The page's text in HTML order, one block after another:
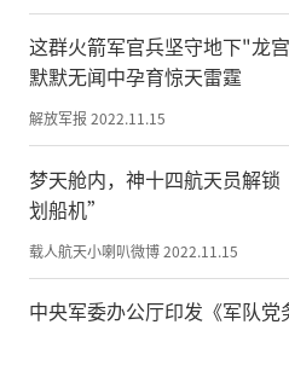
小程序初步成形后，
防空袭疏散演练、志
对小程序进行测试，
件支持数量较少、地
所标识符号不易区分
等10余个问题，及时予
他们还针对人防设备
题，在小程序中开发“
块，居民发现人防工程
这群火箭军官兵坚守地下"龙
默默无闻中孕育惊天雷霆
解放军报 2022.11.15
梦天舱内，神十四航天员解
划船机”
载人航天小喇叭微博2022.11.15
中央军委办公厅印发《军队党